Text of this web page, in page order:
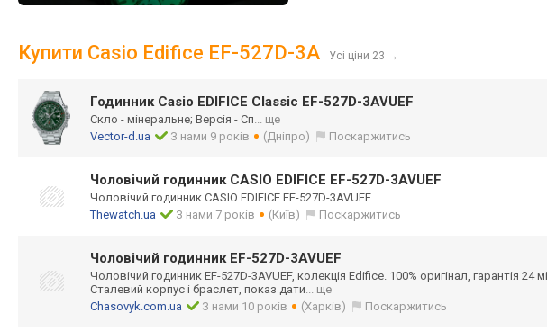
Купити Casio Edifice EF-527D-3A Усі ціни 23 →
Годинник Casio EDIFICE Classic EF-527D-3AVUEF
Скло - мінеральне; Версія - Сп... ще
Vector-d.ua
З нами 9 років (Дніпро) Поскаржитись
Чоловічий годинник CASIO EDIFICE EF-527D-3AVUEF
Чоловічий годинник CASIO EDIFICE EF-527D-3AVUEF
Thewatch.ua
З нами 7 років (Київ) Поскаржитись
Чоловічий годинник EF-527D-3AVUEF
Чоловічий годинник EF-527D-3AVUEF, колекція Edifice. 100% оригінал, гарантія 24
Сталевий корпус і браслет, показ дати... ще
Chasovyk.com.ua
З нами 10 років (Харків) Поскаржитись